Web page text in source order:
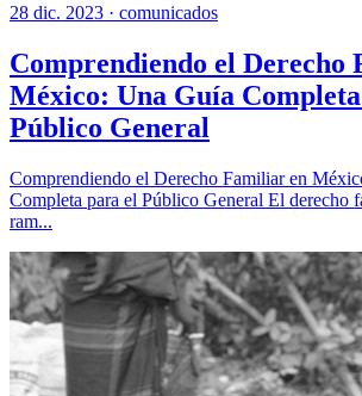
28 dic. 2023 · comunicados
Comprendiendo el Derecho
México: Una Guía
Público General
Comprendiendo el Derecho Familiar en
Completa para el Público General El derecho
ram...